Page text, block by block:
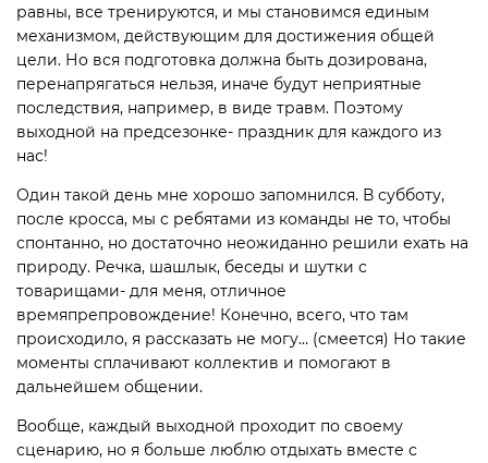
равны, все тренируются, и мы становимся единым
механизмом, действующим для достижения общей
цели. Но вся подготовка должна быть дозирована,
перенапрягаться нельзя, иначе будут неприятные
последствия, например, в виде травм. Поэтому
выходной на предсезонке- праздник для каждого из
нас!
Один такой день мне хорошо запомнился. В субботу,
после кросса, мы с ребятами из команды не то, чтобы
спонтанно, но достаточно неожиданно решили ехать на
природу. Речка, шашлык, беседы и шутки с
товарищами- для меня, отличное
времяпрепровождение! Конечно, всего, что там
происходило, я рассказать не могу… (смеется) Но такие
моменты сплачивают коллектив и помогают в
дальнейшем общении.
Вообще, каждый выходной проходит по своему
сценарию, но я больше люблю отдыхать вместе с